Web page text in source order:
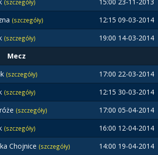
(szczegóły)
(szczegóły) 12:15 09-03-2014
(szczegóły) 19:00 14-03-2014
Mecz
(szczegóły) 17:00 22-03-2014
(szczegóły) 12:15 30-03-2014
(szczegóły) 17:00 05-04-2014
(szczegóły) 16:00 12-04-2014
Chojnice (szczegóły) 14:00 19-04-2014